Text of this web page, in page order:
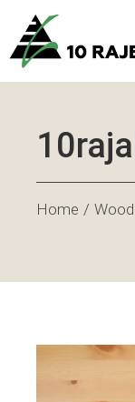
Home Wood